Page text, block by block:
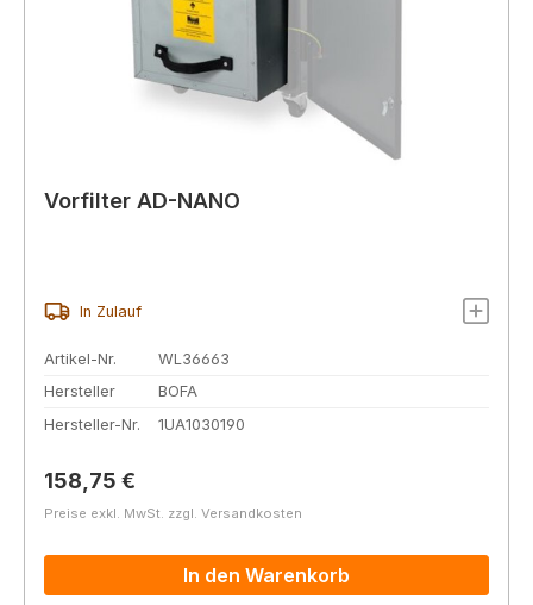
Vorfilter AD-NANO
In Zulauf
Artikel-Nr.
WL36663
Hersteller
BOFA
Hersteller-Nr.
1UA1030190
Regulärer Preis:
158,75 €
Preise exkl. MwSt. zzgl. Versandkosten
In den Warenkorb